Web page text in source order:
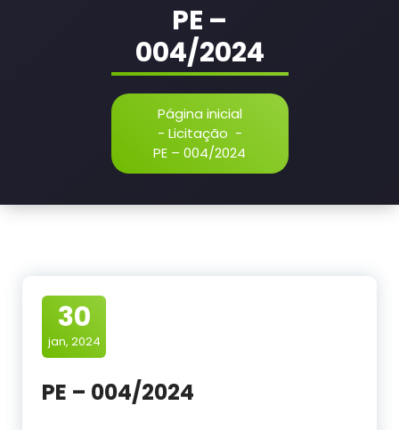
PE –
004/2024
Página inicial
- Licitação -
PE – 004/2024
30
jan, 2024
PE – 004/2024